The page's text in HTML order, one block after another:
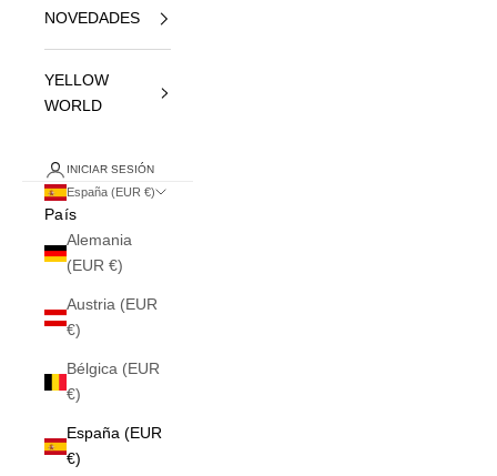
NOVEDADES
YELLOW
WORLD
INICIAR SESIÓN
España (EUR €)
País
Alemania
(EUR €)
Austria (EUR
€)
Bélgica (EUR
€)
España (EUR
€)